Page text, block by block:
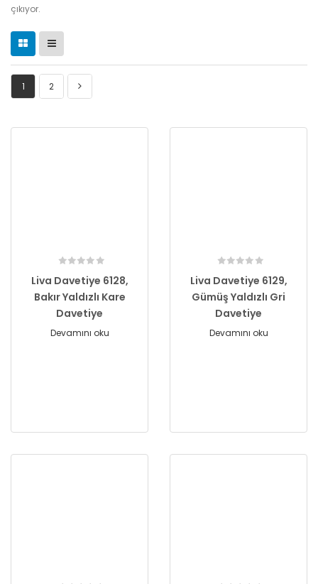
çıkıyor.
1 2
Liva Davetiye 6128,
Bakır Yaldızlı Kare
Davetiye
Devamını oku
Liva Davetiye 6129,
Gümüş Yaldızlı Gri
Davetiye
Devamını oku